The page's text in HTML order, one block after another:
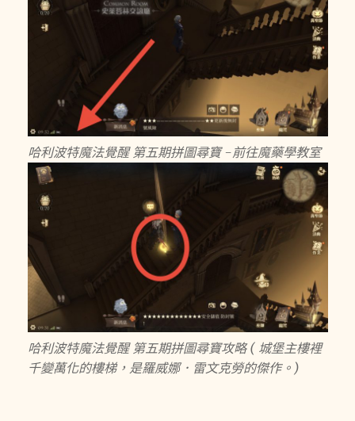
哈利波特魔法覺醒 第五期拼圖尋寶 -前往魔藥學教室
哈利波特魔法覺醒 第五期拼圖尋寶攻略 ( 城堡主樓裡
千變萬化的樓梯，是羅威娜．雷文克勞的傑作。)